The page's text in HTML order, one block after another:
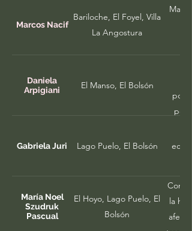
Marcos Nacif
Bariloche, El Foyel, Villa
La Angostura
Daniela
Arpigiani
El Manso, El Bolsón
Gabriela Juri Lago Puelo, El Bolsón
María Noel
Szudruk
Pascual
El Hoyo, Lago Puelo, El
Bolsón
la